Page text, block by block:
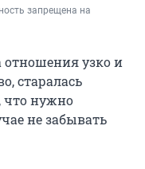
запрещена на
отношения узко и
старалась
что нужно
не забывать